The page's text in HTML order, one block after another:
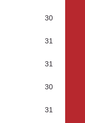
30
31
31
30
31